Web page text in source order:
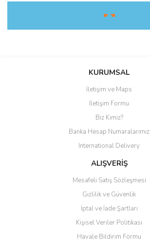
☛ ☚
Bu ürüne ilk yorumu siz yapın!
Yorum Yaz
KURUMSAL
İletişim ve Maps
İletişim Formu
Biz Kimiz?
Banka Hesap Numaralarımız
International Delivery
ALIŞVERİŞ
Mesafeli Satış Sözleşmesi
Gizlilik ve Güvenlik
İptal ve İade Şartları
Kişisel Veriler Politikası
Havale Bildirim Formu